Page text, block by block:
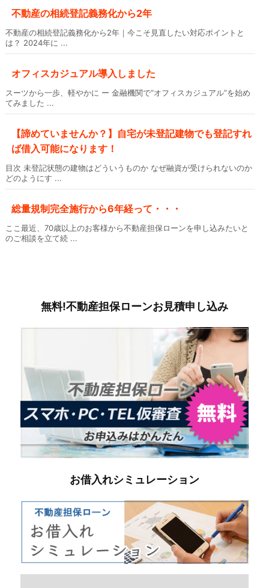
不動産の相続登記義務化から2年
不動産の相続登記義務化から2年｜今こそ見直したい対応ポイントと
は？ 2024年に ...
オフィスカジュアル導入しました
スーツから一歩、軽やかに ー 金融機関で“オフィスカジュアル”を始め
てみました ...
【諦めていませんか？】自宅が未登記建物でも登記すれ
ば借入可能になります！
目次 未登記状態の建物はどういうものか なぜ融資が受けられないのか
どのようにす ...
総量規制完全施行から6年経って・・・
ここ最近、70歳以上のお客様から不動産担保ローンを申し込みたいと
のご相談を立て続 ...
無料!不動産担保ローンお見積申し込み
お借入れシミュレーション